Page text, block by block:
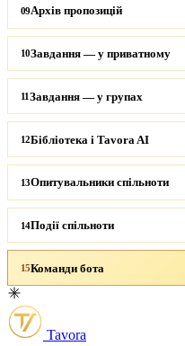
09Архів пропозицій
10Завдання — у приватному
11Завдання — у групах
12Бібліотека і Tavora AI
13Опитувальники спільноти
14Події спільноти
15Команди бота
Tavora